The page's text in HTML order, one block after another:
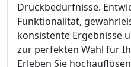
Druckbedürfnisse.
Funktionalität,
konsistente Ergebnisse
zur perfekten Wahl für
Erleben Sie